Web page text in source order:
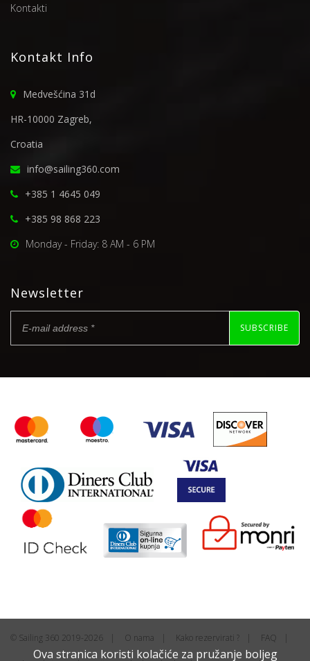
Kontakti
Kontakt Info
Medvešćina 31d
HR-10000 Zagreb,
Croatia
info@sailing360.com
+385 1 4645 049
+385 98 868 223
Monday - Friday: 8 AM - 6 PM
Newsletter
SUBSCRIBE
© Sailing 360 2019-2026 O nama Kako rezervirati ? FAQ
Ova stranica koristi kolačiće za pružanje boljeg